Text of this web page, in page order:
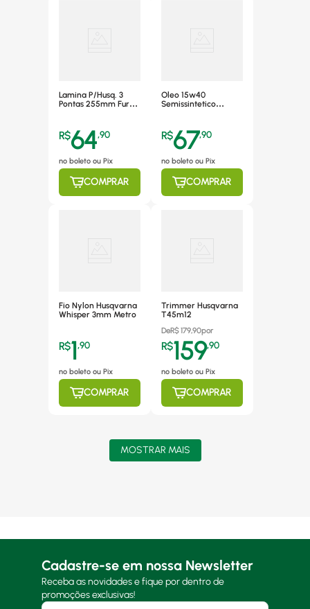
Lamina P/Husq. 3
Pontas 255mm Furo
R$64,90
no boleto ou Pix
COMPRAR
Oleo 15w40
Semissintetico
R$67,90
no boleto ou Pix
COMPRAR
Fio Nylon Husqvarna
Whisper 3mm Metro
R$1,90
no boleto ou Pix
COMPRAR
Trimmer Husqvarna
T45m12
DeR$179,90por
R$159,90
no boleto ou Pix
COMPRAR
MOSTRAR MAIS
Cadastre-se em nossa Newsletter
Receba as novidades e fique por dentro de
promoções exclusivas!